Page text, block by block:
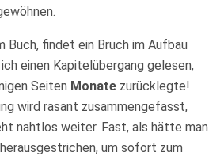
Buch, findet ein Bruch im Aufbau
einen Kapitelübergang gelesen,
Seiten Monate zurücklegte!
wird rasant zusammengefasst,
nahtlos weiter. Fast, als hätte man
um sofort zum